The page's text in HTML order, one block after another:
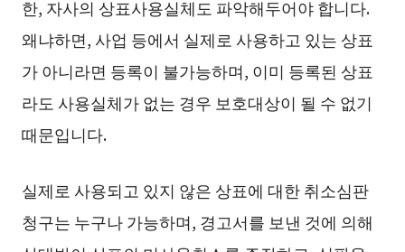
한, 자사의 상표사용실체도 파악해두어야 합니다.
왜냐하면, 사업 등에서 실제로 사용하고 있는 상표
가 아니라면 등록이 불가능하며, 이미 등록된 상표
라도 사용실체가 없는 경우 보호대상이 될 수 없기
때문입니다.
실제로 사용되고 있지 않은 상표에 대한 취소심판
청구는 누구나 가능하며, 경고서를 보낸 것에 의해